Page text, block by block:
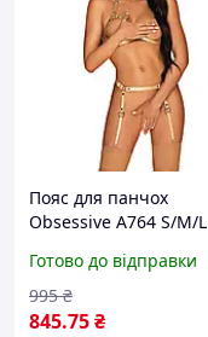
Пояс для панчох
Obsessive A764 S/M/L
Готово до відправки
845.75₴
995 ₴